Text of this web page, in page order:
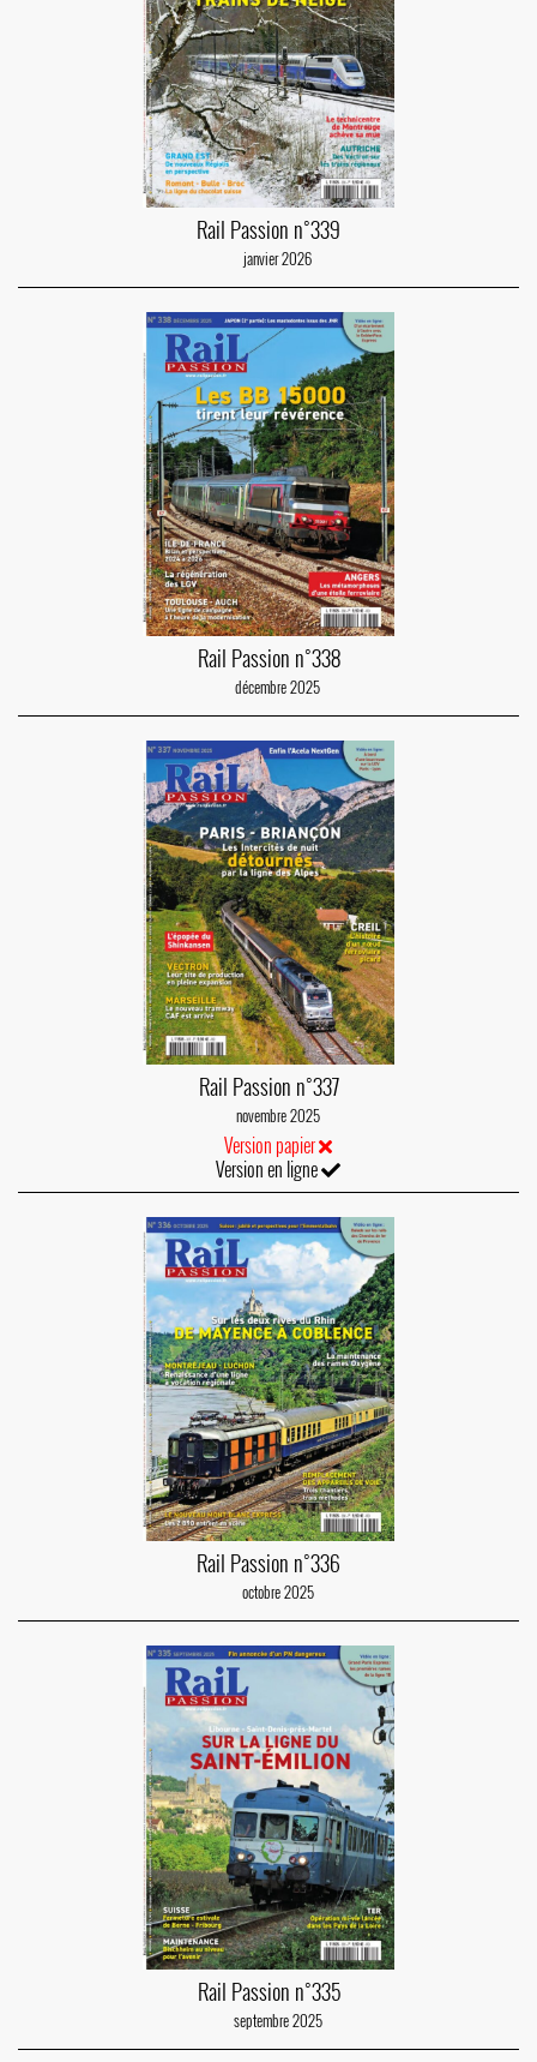
Rail Passion n°339
janvier 2026
Rail Passion n°338
décembre 2025
Rail Passion n°337
novembre 2025
Version papier
Version en ligne
Rail Passion n°336
octobre 2025
Rail Passion n°335
septembre 2025